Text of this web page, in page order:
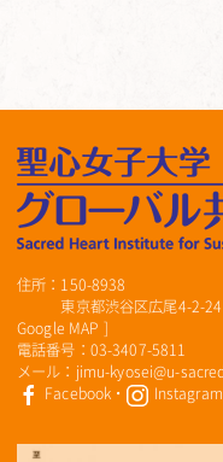
住所：150-8938
東京都渋谷区広尾4-2-24
Google MAP ]
電話番号：03-3407-5811
メール：jimu-kyosei@u-
Facebook ・ Instagram